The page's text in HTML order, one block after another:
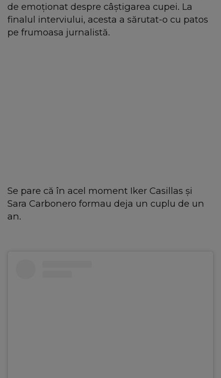
de emoționat despre câștigarea cupei. La
finalul interviului, acesta a sărutat-o cu patos
pe frumoasa jurnalistă.
Se pare că în acel moment Iker Casillas și
Sara Carbonero formau deja un cuplu de un
an.